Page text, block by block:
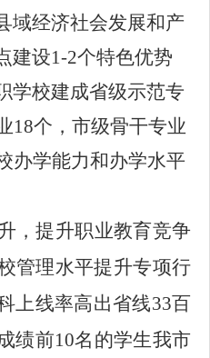
域经济社会发展和产
建设1-2个特色优势
学校建成省级示范专
18个 ， 市级骨干专业
办学能力和办学水平
，提升职业教育竞争
管理水平提升专项行
上线率高出省线33百
绩前10名 的学生我市